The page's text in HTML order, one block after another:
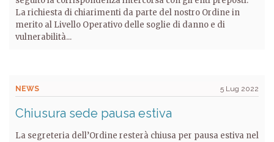
La richiesta di chiarimenti da parte del nostro Ordine in
merito al Livello Operativo delle soglie di danno e di
vulnerabilità...
NEWS 5 Lug 2022
Chiusura sede pausa estiva
La segreteria dell’Ordine resterà chiusa per pausa estiva nel